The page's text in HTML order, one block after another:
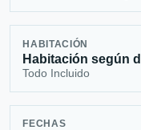
HABITACIÓN
Habitación según
Todo Incluido
FECHAS